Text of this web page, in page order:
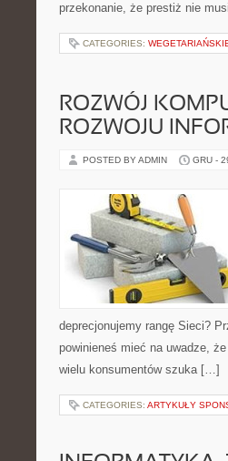
przekonanie, że prestiż nie
CATEGORIES:
ROZWÓJ
ROZWOJU
POSTED BY ADMIN GRU -
deprecjonujemy rangę Sieci?
powinieneś mieć na uwadze,
wielu konsumentów szuka […]
CATEGORIES: ARTYKUŁY